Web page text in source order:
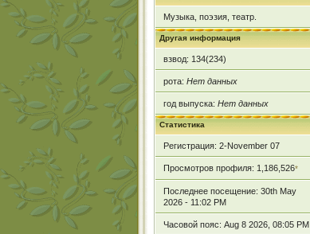
Музыка, поэзия, театр.
Другая информация
взвод: 134(234)
рота: Нет данных
год выпуска: Нет данных
Статистика
Регистрация: 2-November 07
Просмотров профиля: 1,186,526*
Последнее посещение: 30th May
2026 - 11:02 PM
Часовой пояс: Aug 8 2026, 08:05 PM